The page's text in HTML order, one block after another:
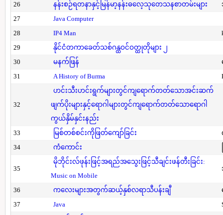
26
နန်းစဉ်ရတနာနှင့်မြန်မာ့နန်းဓလေ့သုတေသနစာတမ်းများ
27
Java Computer
28
IP4 Man
29
နိုင်ငံတကာခေတ်သစ်ဂန္ထဝင်ဝတ္ထုတိုများ ၂
30
မနက်ဖြန်
31
A History of Burma
32
ဟင်းသီးဟင်းရွက်များတွင်ကျရောက်တတ်သောအင်းဆက်
ဖျက်ပိုးများနှင့်ရောဂါများတွင်ကျရောက်တတ်သောရောဂါ
ကွယ်နှိမ်နှင်းနည်း
33
မြစ်တစ်စင်းကိုဖြတ်ကျော်ခြင်း
34
ကံကောင်း
35
မိုဘိုင်းလ်ဖုန်းဖြင့်အရည်အသွေးဖြင့်သီချင်းဖန်တီးခြင်း:
Music on Mobile
36 ကလေးများအတွက်ဆယ့်နှစ်လရာသီပန်းချီ
37
Java